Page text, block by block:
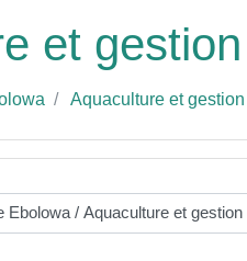
et
Aquaculture et